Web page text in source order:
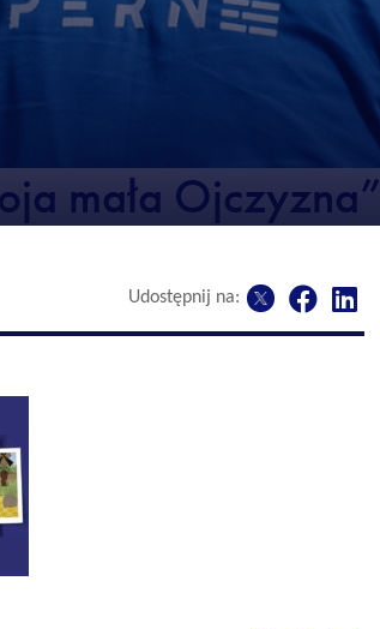
mała Ojczyzna”
Udostępnij na: